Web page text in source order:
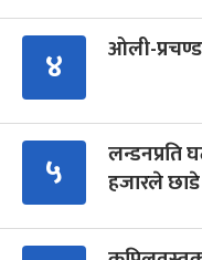
४ ओली-
५
लन्डनप्रति
हजारले छाडे